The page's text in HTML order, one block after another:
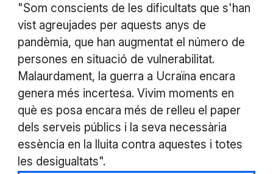
"Som conscients de les dificultats que s'han
vist agreujades per aquests anys de
pandèmia, que han augmentat el número de
persones en situació de vulnerabilitat.
Malaurdament, la guerra a Ucraïna encara
genera més incertesa. Vivim moments en
què es posa encara més de relleu el paper
dels serveis públics i la seva necessària
essència en la lluita contra aquestes i totes
les desigualtats".